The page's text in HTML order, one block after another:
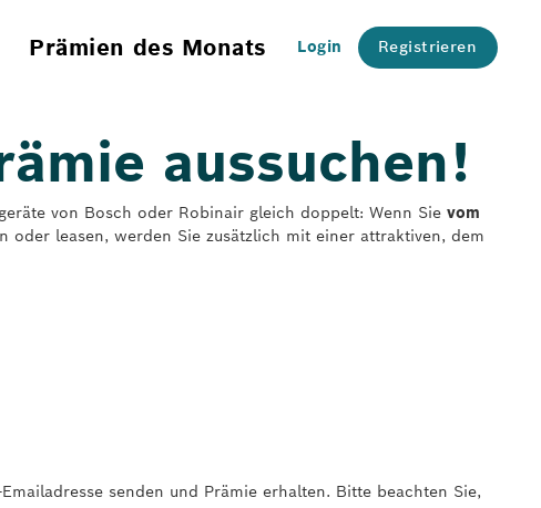
Prämien des Monats Login Registrieren
aussuchen!
von Bosch oder Robinair gleich doppelt: Wenn Sievom
oder leasen, werden Sie zusätzlich mit einer attraktiven, dem
senden und Prämie erhalten. Bitte beachten Sie,